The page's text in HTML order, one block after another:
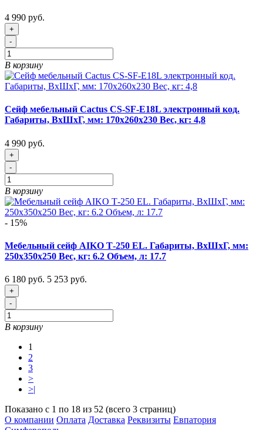
4 990 руб.
+
-
В корзину
Сейф мебельный Cactus CS-SF-E18L электронный код.
Габариты, ВxШxГ, мм: 170x260x230 Вес, кг: 4,8
4 990 руб.
+
-
В корзину
- 15%
Мебельный сейф AIKO Т-250 EL. Габариты, ВxШxГ, мм:
250x350x250 Вес, кг: 6.2 Объем, л: 17.7
6 180 руб. 5 253 руб.
+
-
В корзину
1
2
3
>
>|
Показано с 1 по 18 из 52 (всего 3 страниц)
О компании Оплата Доставка Реквизиты Евпатория